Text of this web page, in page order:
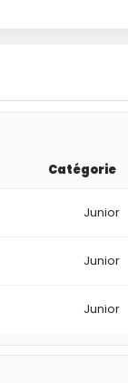
Catégorie
Junior
Junior
Junior